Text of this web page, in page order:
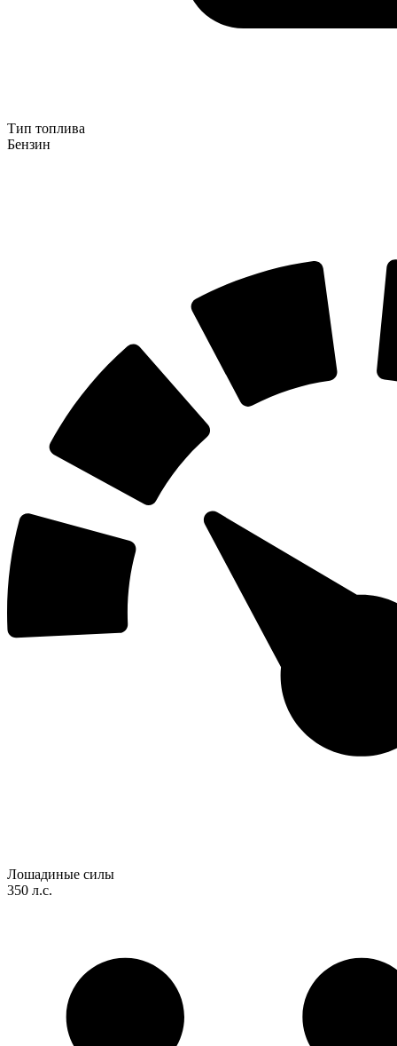
Тип топлива
Бензин
Лошадиные силы
350 л.с.